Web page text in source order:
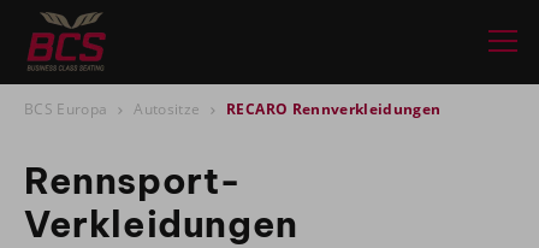
BCS Europa Autositze RECARO Rennverkleidungen
Rennsport-
Verkleidungen